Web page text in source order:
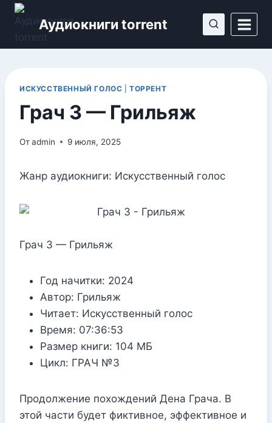
Перейти
содержимому
Аудиокниги torrent
ИСКУССТВЕННЫЙ ГОЛОС |ТОРРЕНТ
Грач 3 — Грильяж
Отadmin 9 июля, 2025
Жанр аудиокниги: Искусственный голос
Грач 3 — Грильяж
Год начитки: 2024
Автор: Грильяж
Читает: Искусственный голос
Время: 07:36:53
Размер книги: 104 МБ
Цикл: ГРАЧ №3
Продолжение похождений Дена Грача. В
этой части будет фиктивное, эффективное и